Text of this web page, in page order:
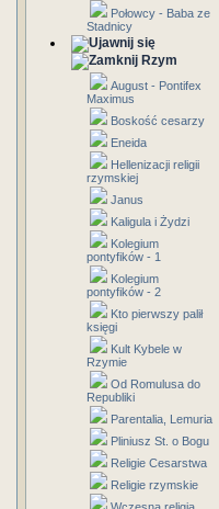
Połowcy - Baba ze
Stadnicy
Rzym
August - Pontifex
Maximus
Boskość cesarzy
Eneida
Hellenizacji religii
rzymskiej
Janus
Kaligula i Żydzi
Kolegium
pontyfików - 1
Kolegium
pontyfików - 2
Kto pierwszy palił
księgi
Kult Kybele w
Rzymie
Od Romulusa do
Republiki
Parentalia, Lemuria
Pliniusz St. o Bogu
Religie Cesarstwa
Religie rzymskie